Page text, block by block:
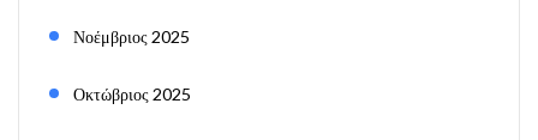
Νοέμβριος 2025
Οκτώβριος 2025